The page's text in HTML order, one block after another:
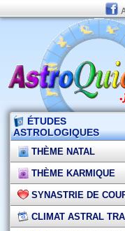
ÉTUDES
ASTROLOGIQUES
THÈME NATAL
THÈME KARMIQUE
SYNASTRIE DE
CLIMAT ASTRAL